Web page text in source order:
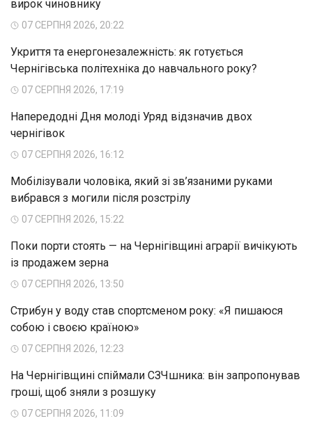
вирок чиновнику
07 СЕРПНЯ 2026, 20:22
Укриття та енергонезалежність: як готується
Чернігівська політехніка до навчального року?
07 СЕРПНЯ 2026, 17:19
Напередодні Дня молоді Уряд відзначив двох
чернігівок
07 СЕРПНЯ 2026, 16:12
Мобілізували чоловіка, який зі зв’язаними руками
вибрався з могили після розстрілу
07 СЕРПНЯ 2026, 15:22
Поки порти стоять — на Чернігівщині аграрії вичікують
із продажем зерна
07 СЕРПНЯ 2026, 13:50
Стрибун у воду став спортсменом року: «Я пишаюся
собою і своєю країною»
07 СЕРПНЯ 2026, 12:23
На Чернігівщині спіймали СЗЧшника: він запропонував
гроші, щоб зняли з розшуку
07 СЕРПНЯ 2026, 11:09